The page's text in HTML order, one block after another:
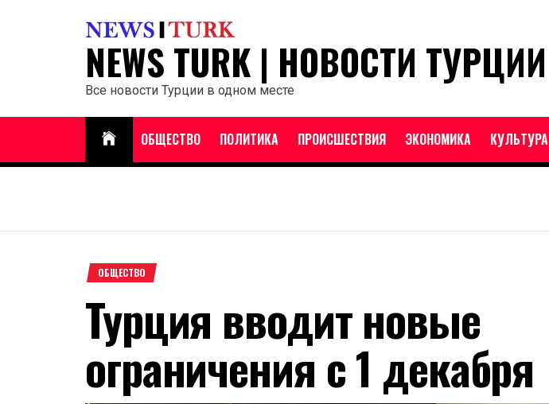
NEWS TURK | НОВОСТИ ТУРЦИИ
Все новости Турции в одном месте
ОБЩЕСТВО ПОЛИТИКА ПРОИСШЕСТВИЯ ЭКОНОМИКА КУЛЬТУРА
ОБЩЕСТВО
Турция вводит новые
ограничения с 1 декабря